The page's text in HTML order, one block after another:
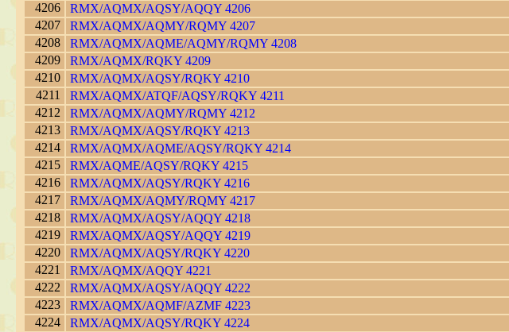
4206
RMX/AQMX/AQSY/AQQY 4206
4207
RMX/AQMX/AQMY/RQMY 4207
4208
RMX/AQMX/AQME/AQMY/RQMY 4208
4209
RMX/AQMX/RQKY 4209
4210
RMX/AQMX/AQSY/RQKY 4210
4211
RMX/AQMX/ATQF/AQSY/RQKY 4211
4212
RMX/AQMX/AQMY/RQMY 4212
4213
RMX/AQMX/AQSY/RQKY 4213
4214
RMX/AQMX/AQME/AQSY/RQKY 4214
4215
RMX/AQME/AQSY/RQKY 4215
4216
RMX/AQMX/AQSY/RQKY 4216
4217
RMX/AQMX/AQMY/RQMY 4217
4218
RMX/AQMX/AQSY/AQQY 4218
4219
RMX/AQMX/AQSY/AQQY 4219
4220
RMX/AQMX/AQSY/RQKY 4220
4221
RMX/AQMX/AQQY 4221
4222
RMX/AQMX/AQSY/AQQY 4222
4223
RMX/AQMX/AQMF/AZMF 4223
4224
RMX/AQMX/AQSY/RQKY 4224